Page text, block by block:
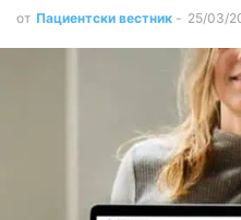
от Пациентски вестник - 25/03/